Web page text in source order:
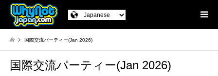
国際交流パーティー(Jan 2026)
国際交流パーティー(Jan 2026)